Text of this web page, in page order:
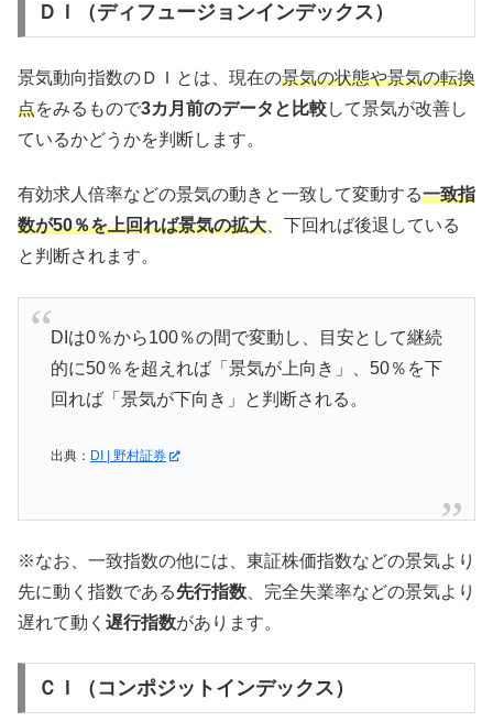
ＤＩ（ディフュージョンインデックス）
景気動向指数のＤＩとは、現在の景気の状態や景気の転換
点をみるもので3カ月前のデータと比較して景気が改善し
ているかどうかを判断します。
有効求人倍率などの景気の動きと一致して変動する一致指
数が50％を上回れば景気の拡大 、下回れば後退している
と判断されます。
DIは0％から100％の間で変動し、目安として継続
的に50％を超えれば「景気が上向き」、50％を下
回れば「景気が下向き」と判断される。
出典： DI | 野村証券
※なお、一致指数の他には、東証株価指数などの景気より
先に動く指数である先行指数 、完全失業率などの景気より
遅れて動く 遅行指数があります。
ＣＩ（コンポジットインデックス）